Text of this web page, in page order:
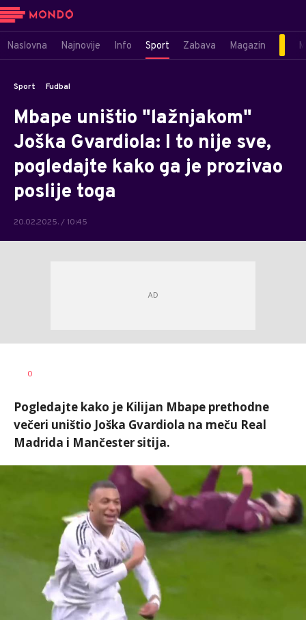
Naslovna Najnovije Info Sport Zabava Magazin
Sport Fudbal
Mbape uništio "lažnjakom"
Joška Gvardiola: I to nije sve,
pogledajte kako ga je prozivao
poslije toga
20.02.2025. / 10:45
AUTOR
0
Pogledajte kako je Kilijan Mbape prethodne
večeri uništio Joška Gvardiola na meču Real
Madrida i Mančester sitija.